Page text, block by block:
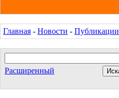
Главная - Новости - Публикации
Расширенный